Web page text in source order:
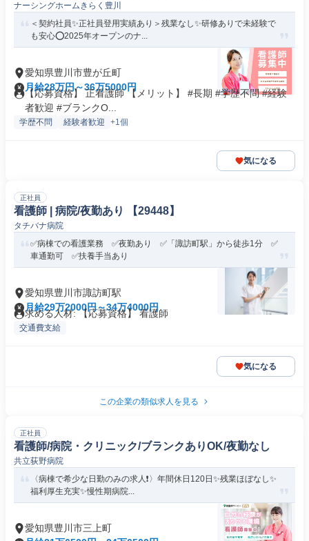
ナーシングホームきらく豊川
＜契約社員✨正社員登用実績あり＞残業なし✨研修ありで未経験で
も安心⭕2025年オープンのナ...
愛知県豊川市豊が丘町
月給28万円～36万5000円
【応募資格】 正看護師 【メリット】 #長期 #学歴不問 #経験
者歓迎 #ブランクO...
学歴不問 経験者歓迎 +1個
気になる
正社員
看護師 | 病院/夜勤あり 【29448】
タチバナ病院
✅病棟での看護業務 ✅夜勤あり ✅「諏訪町駅」から徒歩1分 ✅
車通勤可 ✅扶養手当あり
愛知県豊川市諏訪町駅
月給29万2000円～34万4000円
求める人材: 【応募資格】 看護師
交通費支給
気になる
この企業の類似求人を見る
正社員
看護師/病院・クリニック/ブランクありOK/夜勤なし
共立荻野病院
〈病棟で希少な日勤のみの求人❗️〉年間休日120日✨残業ほぼなし✨
福利厚生充実✨慢性期病院...
愛知県豊川市三上町